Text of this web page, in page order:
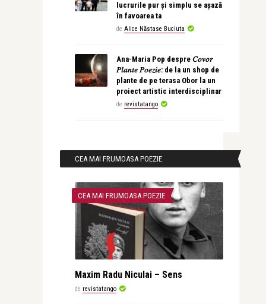
lucrurile pur și simplu se așază
în favoarea ta
de Alice Năstase Buciuta
Ana-Maria Pop despre 𝐶𝑜𝑣𝑜𝑟
𝑃𝑙𝑎𝑛𝑡𝑒 𝑃𝑜𝑒𝑧𝑖𝑒: de la un shop de
plante de pe terasa Obor la un
proiect artistic interdisciplinar
de revistatango
CEA MAI FRUMOASA POEZIE
CEA MAI FRUMOASA POEZIE
Maxim Radu Niculai – Sens
de revistatango